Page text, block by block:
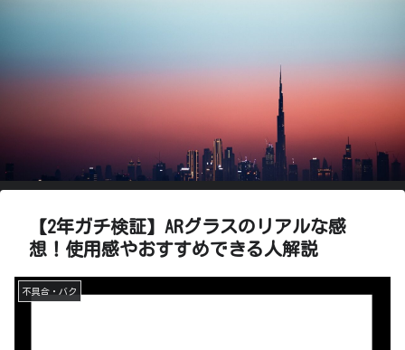
【2年ガチ検証】ARグラスのリアルな感
想！使用感やおすすめできる人解説
不具合・バク